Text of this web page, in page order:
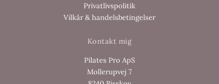
Privatlivspolitik
Vilkår & handelsbetingelser
Kontakt mig
Pilates Pro ApS
Mollerupvej 7